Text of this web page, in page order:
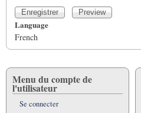
Language
French
Menu du compte de
l'utilisateur
Se connecter